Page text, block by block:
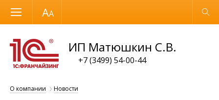
Размер шрифта Обычная версия
ИП Матюшкин С.В.
+7 (3499) 54-00-44
О компании Новости